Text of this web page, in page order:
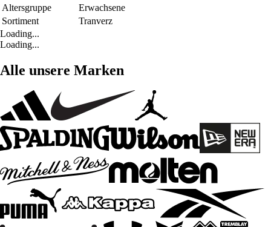
Altersgruppe
Erwachsene
Sortiment
Tranverz
Loading...
Loading...
Alle unsere Marken